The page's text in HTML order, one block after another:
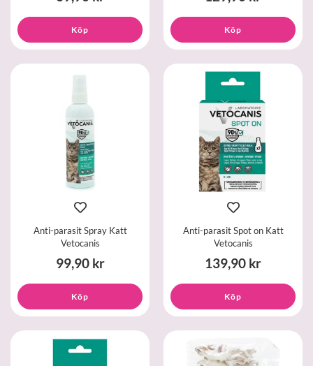
Köp Köp
Anti-parasit Spray Katt
Vetocanis
99,90 kr
Köp
Anti-parasit Spot on Katt
Vetocanis
139,90 kr
Köp